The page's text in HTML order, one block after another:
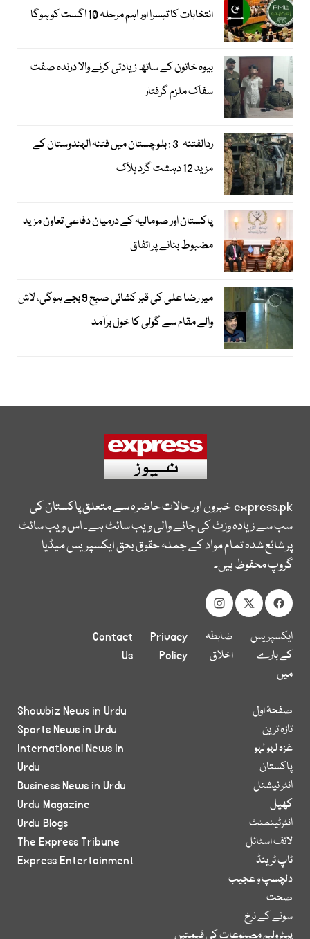
انتخابات کا تیسرا اور اہم مرحلہ 10 اگست کو ہوگا
بیوہ خاتون کے ساتھ زیادتی کرنے والا درندہ صفت
سفاک ملزم گرفتار
ردالفتنہ-3 : بلوچستان میں فتنہ الہندوستان کے
مزید 12 دہشت گرد ہلاک
پاکستان اور صومالیہ کے درمیان دفاعی تعاون مزید
مضبوط بنانے پر اتفاق
میر رضا علی کی قبر کشائی صبح 9 بجے ہوگی، لاش
والے مقام سے گولی کا خول برآمد
express.pkخبروں اور حالات حاضرہ سے متعلق پاکستان کی
سب سے زیادہ وزٹ کی جانے والی ویب سائٹ ہے۔ اس ویب سائٹ
پر شائع شدہ تمام مواد کے جملہ حقوق بحق ایکسپریس میڈیا
گروپ محفوظ ہیں۔
ایکسپریس
کے بارے
میں
ضابطہ
اخلاق
Privacy
Policy
Contact
Us
صفحۂ اول
تازہ ترین
غزہ لہو لہو
پاکستان
انٹر نیشنل
کھیل
انٹرٹینمنٹ
لائف اسٹائل
ٹاپ ٹرینڈ
دلچسپ و عجیب
صحت
سونے کے نرخ
پیٹرولیم مصنوعات کی قیمتیں
Showbiz News in Urdu
Sports News in Urdu
International News in
Urdu
Business News in Urdu
Urdu Magazine
Urdu Blogs
The Express Tribune
Express Entertainment